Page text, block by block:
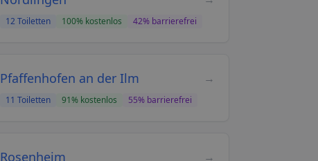
12 Toiletten 100% kostenlos 42% barrierefrei
Pfaffenhofen an der Ilm →
11 Toiletten 91% kostenlos 55% barrierefrei
Rosenheim →